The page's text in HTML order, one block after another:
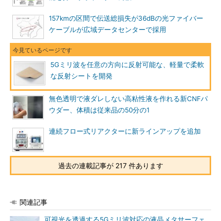
157kmの区間で伝送総損失が36dBの光ファイバー
ケーブルが広域データセンターで採用
5Gミリ波を任意の方向に反射可能な、軽量で柔軟
な反射シートを開発
無色透明で液ダレしない高粘性液を作れる新CNFパ
ウダー、体積は従来品の50分の1
連続フロー式リアクターに新ラインアップを追加
過去の連載記事が 217 件あります
関連記事